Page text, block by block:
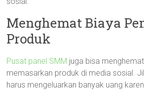
Menghemat Biaya
Produk
Pusat panel SMM juga bisa
memasarkan produk di media sosial.
harus mengeluarkan banyak uang